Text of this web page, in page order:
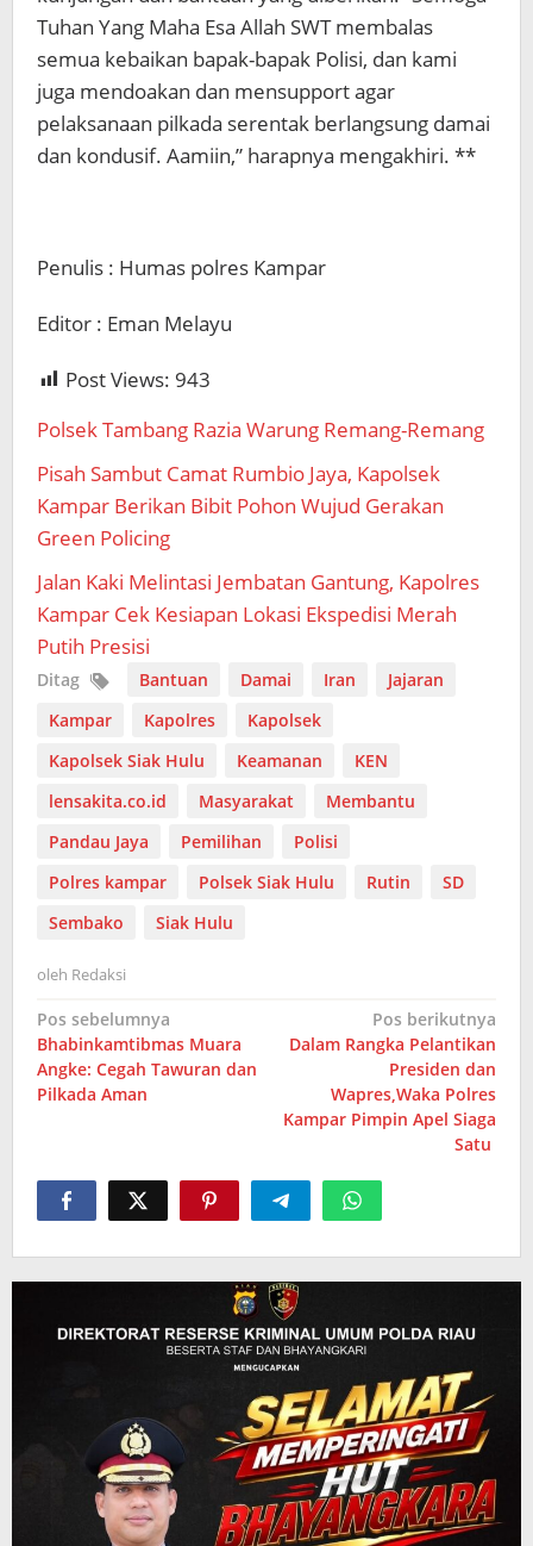
Tuhan Yang Maha Esa Allah SWT membalas
semua kebaikan bapak-bapak Polisi, dan kami
juga mendoakan dan mensupport agar
pelaksanaan pilkada serentak berlangsung damai
dan kondusif. Aamiin,” harapnya mengakhiri. **
Penulis : Humas polres Kampar
Editor : Eman Melayu
Post Views: 943
Polsek Tambang Razia Warung Remang-Remang
Pisah Sambut Camat Rumbio Jaya, Kapolsek
Kampar Berikan Bibit Pohon Wujud Gerakan
Green Policing
Jalan Kaki Melintasi Jembatan Gantung, Kapolres
Kampar Cek Kesiapan Lokasi Ekspedisi Merah
Putih Presisi
Ditag Bantuan Damai Iran
Jajaran
Kampar
Kapolres
Kapolsek
Kapolsek Siak Hulu
Keamanan
KEN
lensakita.co.id
Masyarakat
Membantu
Pandau Jaya
Pemilihan
Polisi
Polres kampar
Polsek Siak Hulu Rutin
SD
Sembako
Siak Hulu
oleh Redaksi
Navigasi
pos
Pos sebelumnya
Bhabinkamtibmas Muara
Angke: Cegah Tawuran dan
Pilkada Aman
Pos berikutnya
Dalam Rangka Pelantikan
Presiden dan
Wapres,Waka Polres
Kampar Pimpin Apel Siaga
Satu